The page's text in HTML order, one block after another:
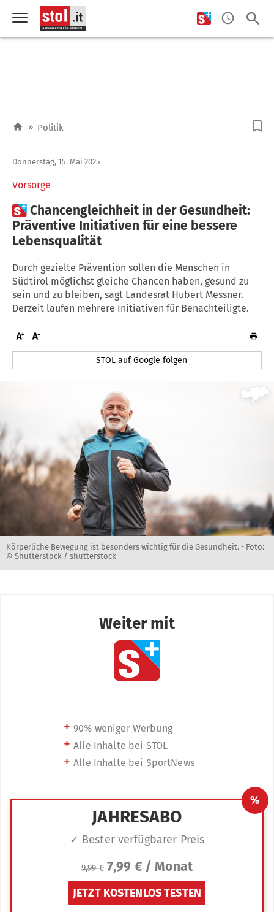
» Politik
Vorsorge
Donnerstag, 15. Mai 2025
Chancengleichheit in der Gesundheit:
Präventive Initiativen für eine bessere
Lebensqualität
Durch gezielte Prävention sollen die Menschen in
Südtirol möglichst gleiche Chancen haben, gesund zu
sein und zu bleiben, sagt Landesrat Hubert Messner.
Derzeit laufen mehrere Initiativen für Benachteiligte.
STOL auf Google folgen
Körperliche Bewegung ist besonders wichtig für die Gesundheit. - Foto:
© Shutterstock / shutterstock